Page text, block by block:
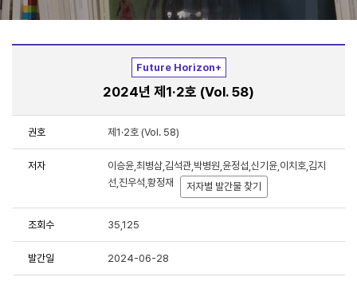
에 항상 감사드립니다.
Future Horizon+
2024년 제1·2호 (Vol. 58)
권호 제1·2호 (Vol. 58)
저자
이승윤,최병삼,김석관,박병원,윤정섭,신기윤,이치호,김지
선,진우석,황정재
저자별 발간물 찾기
조회수 35,125
발간일 2024-06-28